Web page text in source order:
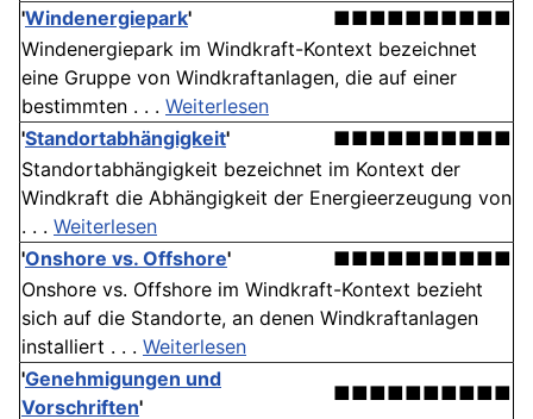
'Windenergiepark'
■■■■■■■■■■
Windenergiepark im Windkraft-Kontext bezeichnet
eine Gruppe von Windkraftanlagen, die auf einer
bestimmten . . . Weiterlesen
'Standortabhängigkeit'
■■■■■■■■■■
Standortabhängigkeit bezeichnet im Kontext der
Windkraft die Abhängigkeit der Energieerzeugung von
. . . Weiterlesen
'Onshore vs. Offshore'
■■■■■■■■■■
Onshore vs. Offshore im Windkraft-Kontext bezieht
sich auf die Standorte, an denen Windkraftanlagen
installiert . . . Weiterlesen
'Genehmigungen und
Vorschriften'
■■■■■■■■■■